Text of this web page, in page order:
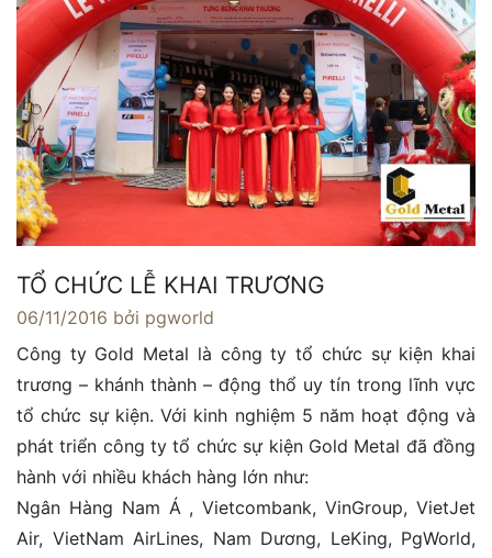
TỔ CHỨC LỄ KHAI TRƯƠNG
06/11/2016 bởi pgworld
Công ty Gold Metal là công ty tổ chức sự kiện khai
trương – khánh thành – động thổ uy tín trong lĩnh vực
tổ chức sự kiện. Với kinh nghiệm 5 năm hoạt động và
phát triển công ty tổ chức sự kiện Gold Metal đã đồng
hành với nhiều khách hàng lớn như:
Ngân Hàng Nam Á , Vietcombank, VinGroup, VietJet
Air, VietNam AirLines, Nam Dương, LeKing, PgWorld,